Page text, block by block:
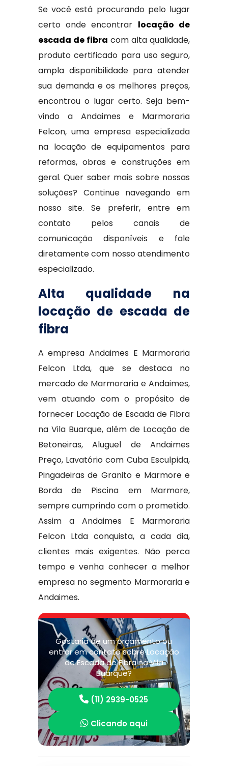
Se você está procurando pelo lugar
certo onde encontrar locação de
escada de fibra com alta qualidade,
produto certificado para uso seguro,
ampla disponibilidade para atender
sua demanda e os melhores preços,
encontrou o lugar certo. Seja bem-
vindo a Andaimes e Marmoraria
Felcon, uma empresa especializada
na locação de equipamentos para
reformas, obras e construções em
geral. Quer saber mais sobre nossas
soluções? Continue navegando em
nosso site. Se preferir, entre em
contato pelos canais de
comunicação disponíveis e fale
diretamente com nosso atendimento
especializado.
Alta qualidade na
locação de escada de
fibra
A empresa Andaimes E Marmoraria
Felcon Ltda, que se destaca no
mercado de Marmoraria e Andaimes,
vem atuando com o propósito de
fornecer Locação de Escada de Fibra
na Vila Buarque, além de Locação de
Betoneiras, Aluguel de Andaimes
Preço, Lavatório com Cuba Esculpida,
Pingadeiras de Granito e Marmore e
Borda de Piscina em Marmore,
sempre cumprindo com o prometido.
Assim a Andaimes E Marmoraria
Felcon Ltda conquista, a cada dia,
clientes mais exigentes. Não perca
tempo e venha conhecer a melhor
empresa no segmento Marmoraria e
Andaimes.
Gostaria de um orçamento ou
entrar em contato sobre Locação
de Escada de Fibra na Vila
Buarque?
(11) 2939-0525
Clicando aqui